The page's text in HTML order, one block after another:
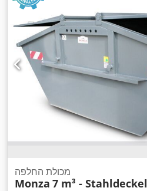
מכולת החלפה
Monza 7 m³ - Stahldeckel